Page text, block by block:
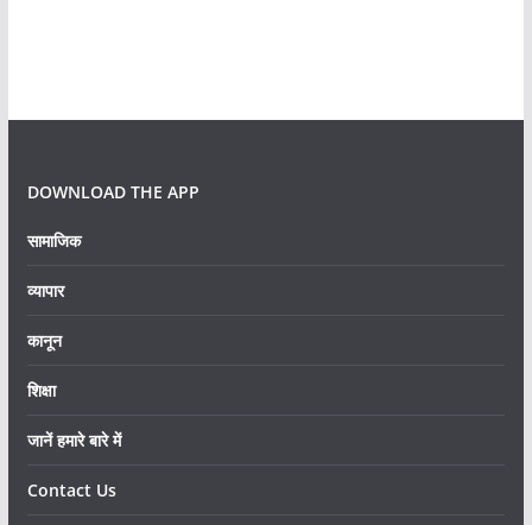
DOWNLOAD THE APP
सामाजिक
व्यापार
कानून
शिक्षा
जानें हमारे बारे में
Contact Us